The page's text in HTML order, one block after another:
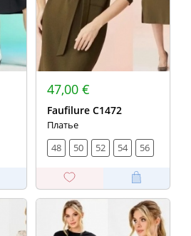
47,00 €
Faufilure С1472
Платье
48
50 52 54 56